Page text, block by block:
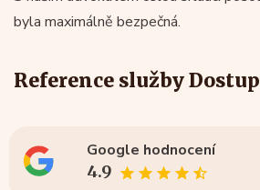
byla maximálně bezpečná.
Reference služby
Google hodnocení
4.9